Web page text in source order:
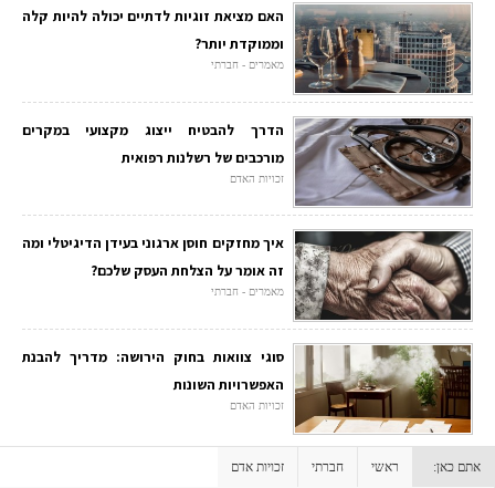
האם מציאת זוגיות לדתיים יכולה להיות קלה
וממוקדת יותר?
מאמרים - חברתי
הדרך להבטיח ייצוג מקצועי במקרים
מורכבים של רשלנות רפואית
זכויות האדם
איך מחזקים חוסן ארגוני בעידן הדיגיטלי ומה
זה אומר על הצלחת העסק שלכם?
מאמרים - חברתי
סוגי צוואות בחוק הירושה: מדריך להבנת
האפשרויות השונות
זכויות האדם
אתם כאן: ראשי חברתי זכויות אדם